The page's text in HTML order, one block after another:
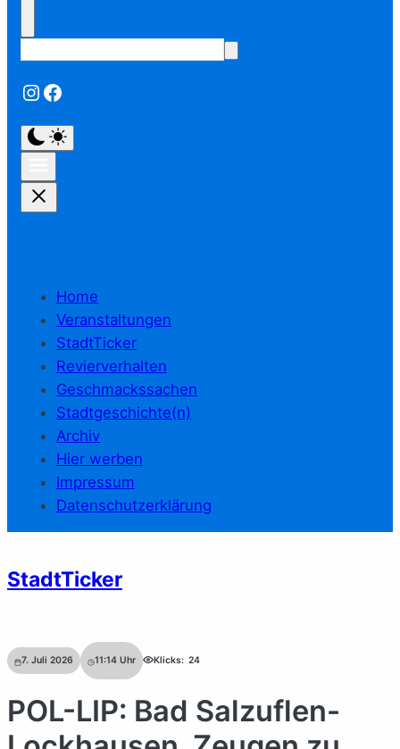
Instagram
Facebook
Home
Veranstaltungen
StadtTicker
Revierverhalten
Geschmackssachen
Stadtgeschichte(n)
Archiv
Hier werben
Impressum
Datenschutzerklärung
StadtTicker
7. Juli 2026 11:14 Uhr Klicks: 24
POL-LIP: Bad Salzuflen-